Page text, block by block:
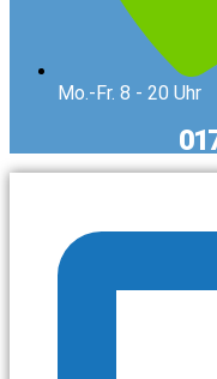
Mo.-Fr. 8 - 20 Uhr